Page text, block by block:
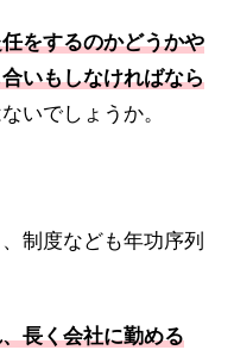
をするのかどうかや
いもしなければなら
いでしょうか。
制度なども年功序列
長く会社に勤める